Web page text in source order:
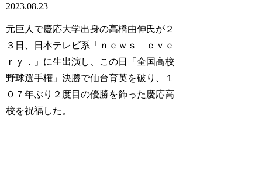
2023.08.23
元巨人で慶応大学出身の高橋由伸氏が２
３日、日本テレビ系「ｎｅｗｓ ｅｖｅ
ｒｙ．」に生出演し、この日「全国高校
野球選手権」決勝で仙台育英を破り、１
０７年ぶり２度目の優勝を飾った慶応高
校を祝福した。